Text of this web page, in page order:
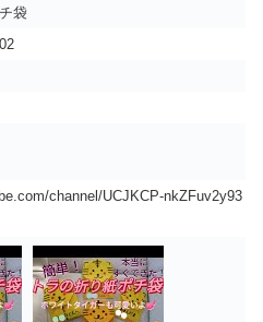
袋
channel/UCJKCP-nkZFuv2y93